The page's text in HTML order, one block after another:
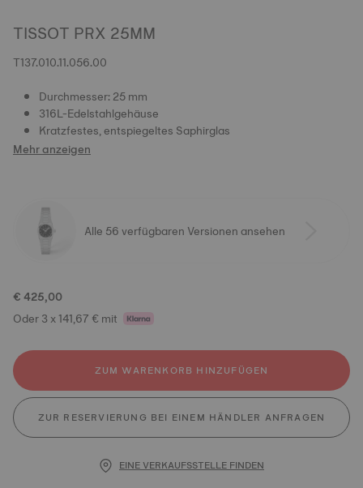
TISSOT PRX 25MM
T137.010.11.056.00
Durchmesser: 25 mm
316L-Edelstahlgehäuse
Kratzfestes, entspiegeltes Saphirglas
Mehr anzeigen
Alle 56 verfügbaren Versionen ansehen
€ 425,00
Oder 3 x 141,67 € mit
ZUM WARENKORB HINZUFÜGEN
ZUR RESERVIERUNG BEI EINEM HÄNDLER ANFRAGEN
EINE VERKAUFSSTELLE FINDEN